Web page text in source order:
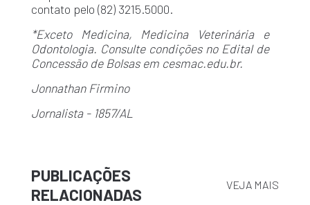
contato pelo (82) 3215.5000.
*Exceto Medicina, Medicina Veterinária e
Odontologia. Consulte condições no Edital de
Concessão de Bolsas em cesmac.edu.br.
Jonnathan Firmino
Jornalista - 1857/AL
PUBLICAÇÕES
RELACIONADAS
VEJA MAIS